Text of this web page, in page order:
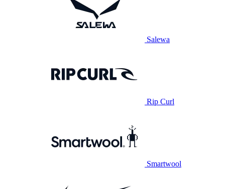
Salewa
Rip Curl
Smartwool